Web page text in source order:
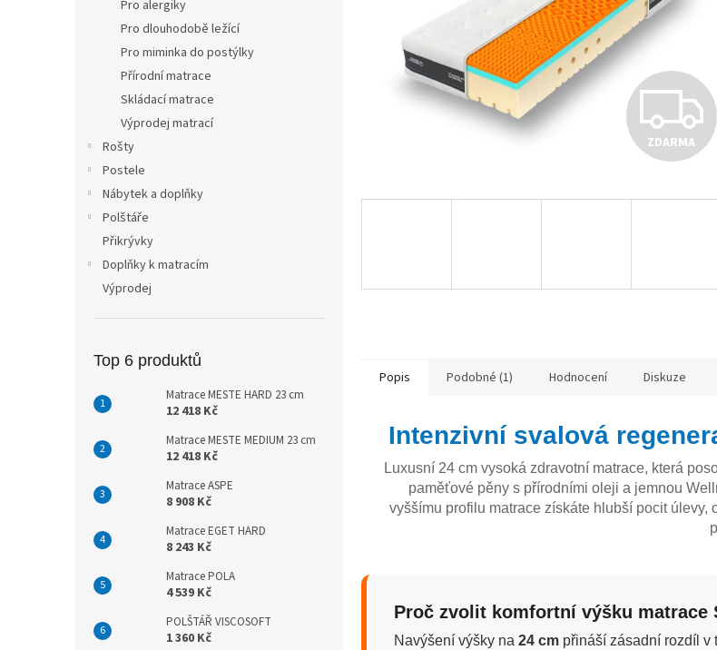
Pro alergiky
Pro dlouhodobě ležící
Pro miminka do postýlky
Přírodní matrace
Skládací matrace
Výprodej matrací
Rošty
Postele
Nábytek a doplňky
Polštáře
Přikrývky
Doplňky k matracím
Výprodej
Top 6 produktů
Matrace MESTE HARD 23 cm
12 418 Kč
Matrace MESTE MEDIUM 23 cm
12 418 Kč
Matrace ASPE
8 908 Kč
Matrace EGET HARD
8 243 Kč
Matrace POLA
4 539 Kč
POLŠTÁŘ VISCOSOFT
1 360 Kč
Z
D
ZDARMA
Popis Podobné (1) Hodnocení Diskuze
Intenzivní svalová
Luxusní 24 cm vysoká zdravotní matrace, která
paměťové pěny s přírodními oleji a jemnou
vyššímu profilu matrace získáte hlubší pocit
Proč zvolit komfortní výšku matrace
Navýšení výšky na 24 cm přináší zásadní rozdíl v